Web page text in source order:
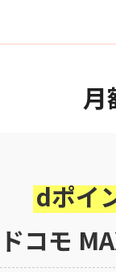
月
dポイ
ドコモ